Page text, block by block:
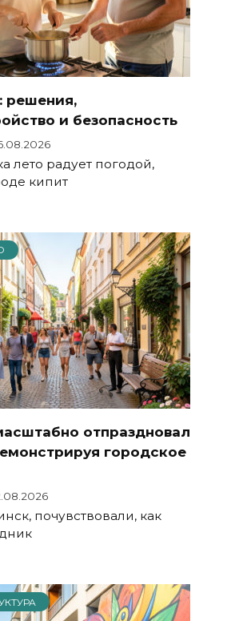
решения,
и безопасность
лето радует погодой,
кипит
отпраздновал
городское
почувствовали, как